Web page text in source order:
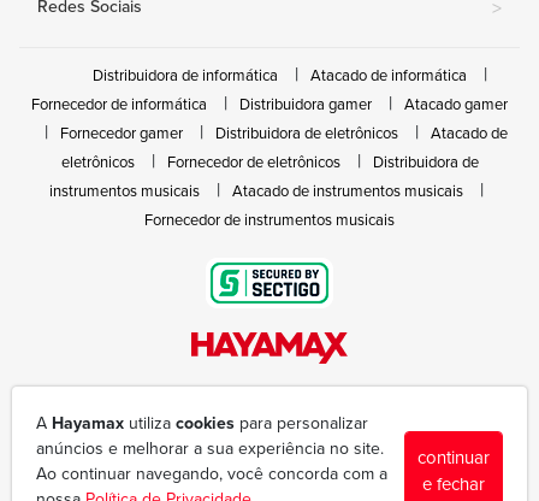
Redes Sociais >
Distribuidora de informática
Atacado de informática
Fornecedor de informática
Distribuidora gamer
Atacado gamer
Fornecedor gamer
Distribuidora de eletrônicos
Atacado de
eletrônicos
Fornecedor de eletrônicos
Distribuidora de
instrumentos musicais
Atacado de instrumentos musicais
Fornecedor de instrumentos musicais
(43) 3377-6600
hayamax@hayamax.com.br
Segunda à sexta das 8:00 às 18:00
A Hayamax utiliza cookies para personalizar
anúncios e melhorar a sua experiência no site.
Ao continuar navegando, você concorda com a
continuar
e fechar